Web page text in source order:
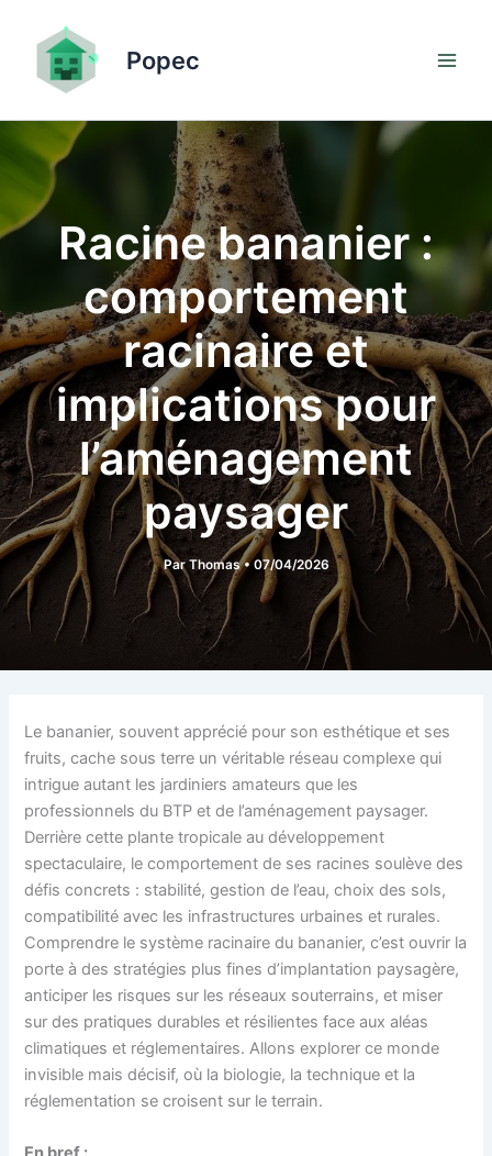
contenu
Popec
Racine bananier :
comportement
racinaire et
implications pour
l’aménagement
paysager
ParThomas•07/04/2026
Le bananier, souvent apprécié pour son esthétique et ses
fruits, cache sous terre un véritable réseau complexe qui
intrigue autant les jardiniers amateurs que les
professionnels du BTP et de l’aménagement paysager.
Derrière cette plante tropicale au développement
spectaculaire, le comportement de ses racines soulève des
défis concrets : stabilité, gestion de l’eau, choix des sols,
compatibilité avec les infrastructures urbaines et rurales.
Comprendre le système racinaire du bananier, c’est ouvrir la
porte à des stratégies plus fines d’implantation paysagère,
anticiper les risques sur les réseaux souterrains, et miser
sur des pratiques durables et résilientes face aux aléas
climatiques et réglementaires. Allons explorer ce monde
invisible mais décisif, où la biologie, la technique et la
réglementation se croisent sur le terrain.